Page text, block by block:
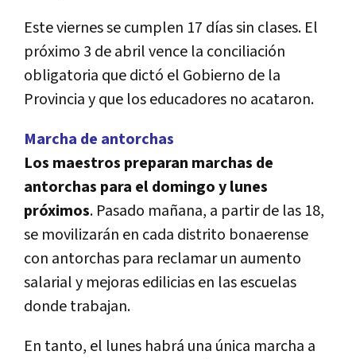
Este viernes se cumplen 17 días sin clases. El
próximo 3 de abril vence la conciliación
obligatoria que dictó el Gobierno de la
Provincia y que los educadores no acataron.
Marcha de antorchas
Los maestros preparan marchas de
antorchas para el domingo y lunes
próximos. Pasado mañana, a partir de las 18,
se movilizarán en cada distrito bonaerense
con antorchas para reclamar un aumento
salarial y mejoras edilicias en las escuelas
donde trabajan.
En tanto, el lunes habrá una única marcha a